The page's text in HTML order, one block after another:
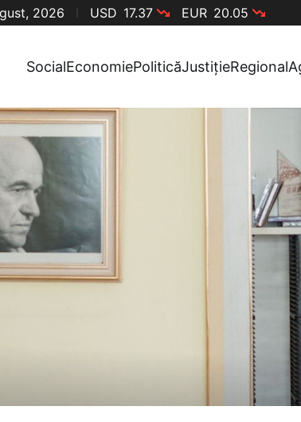
2026 USD 17.37 EUR 20.05
SocialEconomiePoliticăJustițieRegional